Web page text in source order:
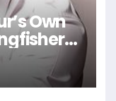
Own
In Goa